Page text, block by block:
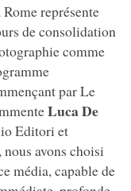
représente
de consolidation
comme
par Le
Luca De
Editori et
avons choisi
média, capable de